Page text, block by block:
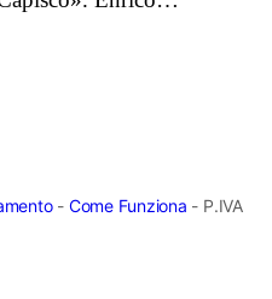
- Come Funziona - P.IVA